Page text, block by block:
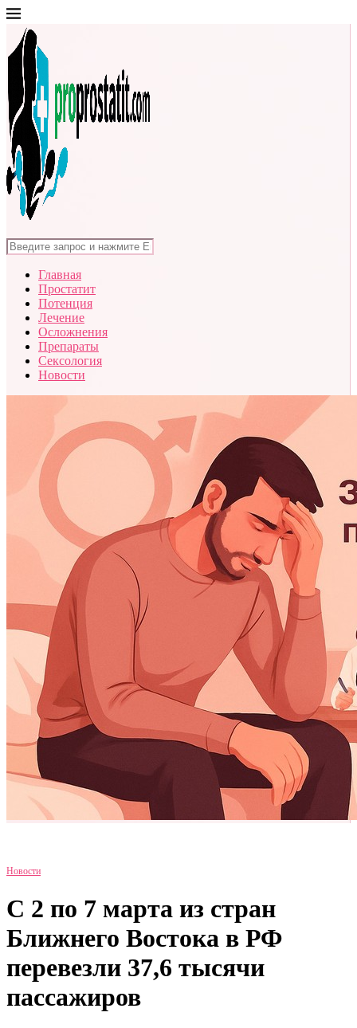
Главная
Простатит
Потенция
Лечение
Осложнения
Препараты
Сексология
Новости
Новости
С 2 по 7 марта из стран
Ближнего Востока в РФ
перевезли 37,6 тысячи
пассажиров